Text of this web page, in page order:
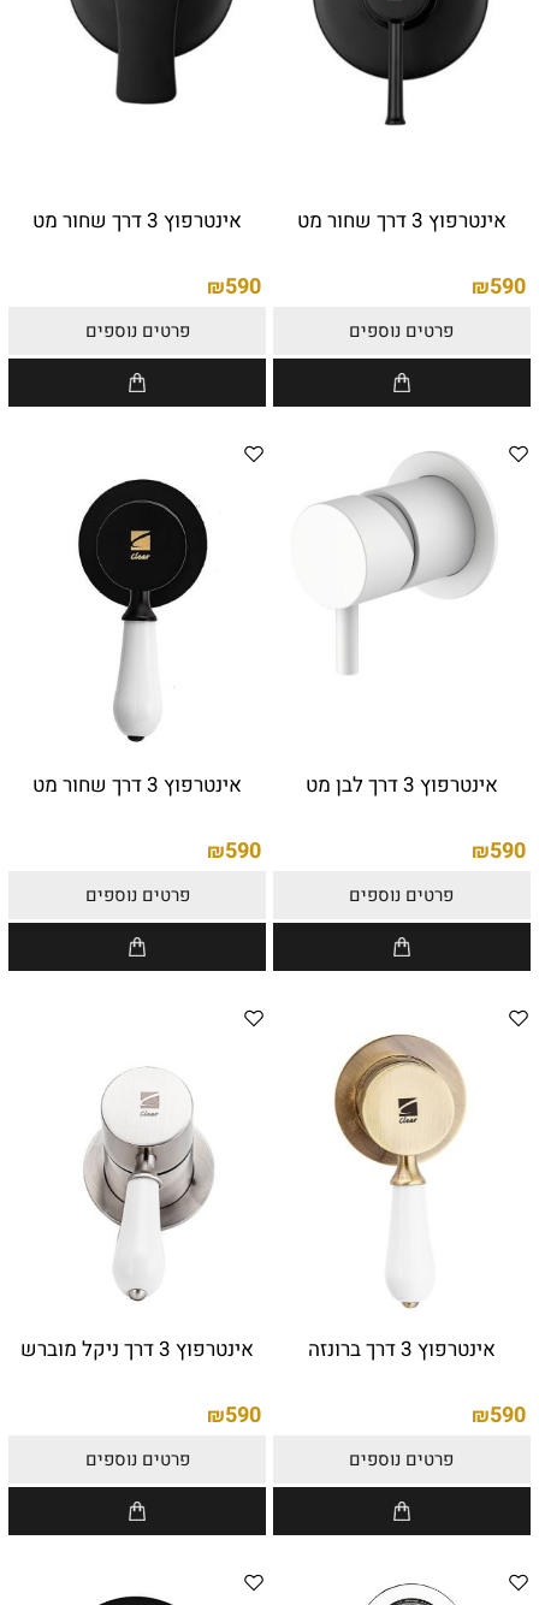
אינטרפוץ 3 דרך שחור מט
₪590
פרטים נוספים
אינטרפוץ 3 דרך שחור מט
₪590
פרטים נוספים
אינטרפוץ 3 דרך לבן מט
₪590
פרטים נוספים
אינטרפוץ 3 דרך שחור מט
₪590
פרטים נוספים
אינטרפוץ 3 דרך ברונזה
₪590
פרטים נוספים
אינטרפוץ 3 דרך ניקל מוברש
₪590
פרטים נוספים